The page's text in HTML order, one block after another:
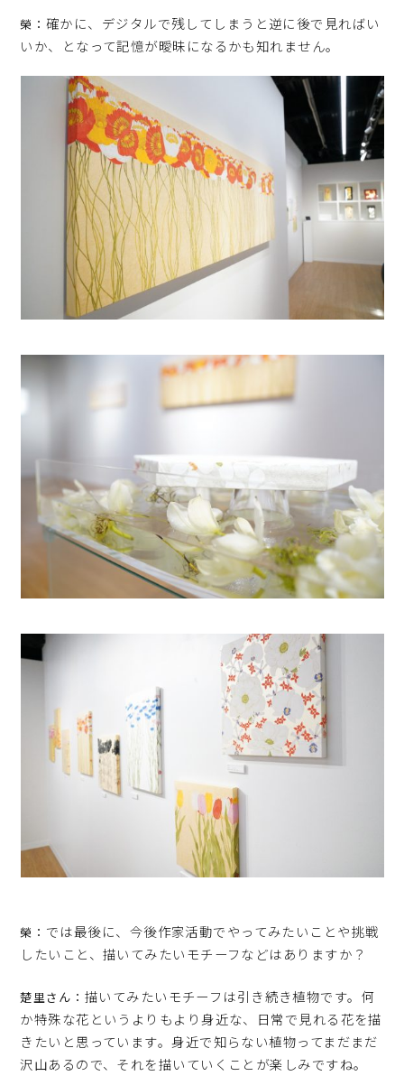
榮： 確かに、デジタルで残してしまうと逆に後で見ればい
いか、となって記憶が曖昧になるかも知れません。
榮： では最後に、今後作家活動でやってみたいことや挑戦
したいこと、描いてみたいモチーフなどはありますか？
楚里さん： 描いてみたいモチーフは引き続き植物です。何
か特殊な花というよりもより身近な、日常で見れる花を描
きたいと思っています。身近で知らない植物ってまだまだ
沢山あるので、それを描いていくことが楽しみですね。